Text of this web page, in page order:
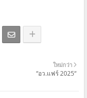
ใหม่กว่า
“อว.แฟร์ 2025“